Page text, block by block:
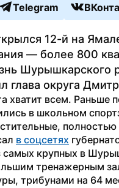
Telegram
12-й на
— более 800
Шурышкарского
глава округа
хватит всем. Раньше
в школьном
в соцсетях
самых крупных в
тренажерным
трибунами на 64